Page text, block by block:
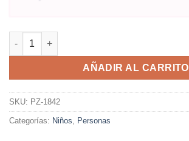
AÑADIR AL CARRITO
SKU: PZ-1842
Categorías: Niños Personas